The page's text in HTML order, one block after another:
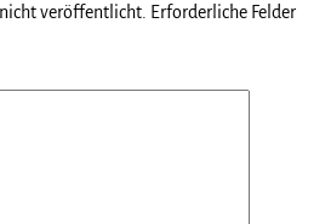
veröffentlicht. Erforderliche Felder